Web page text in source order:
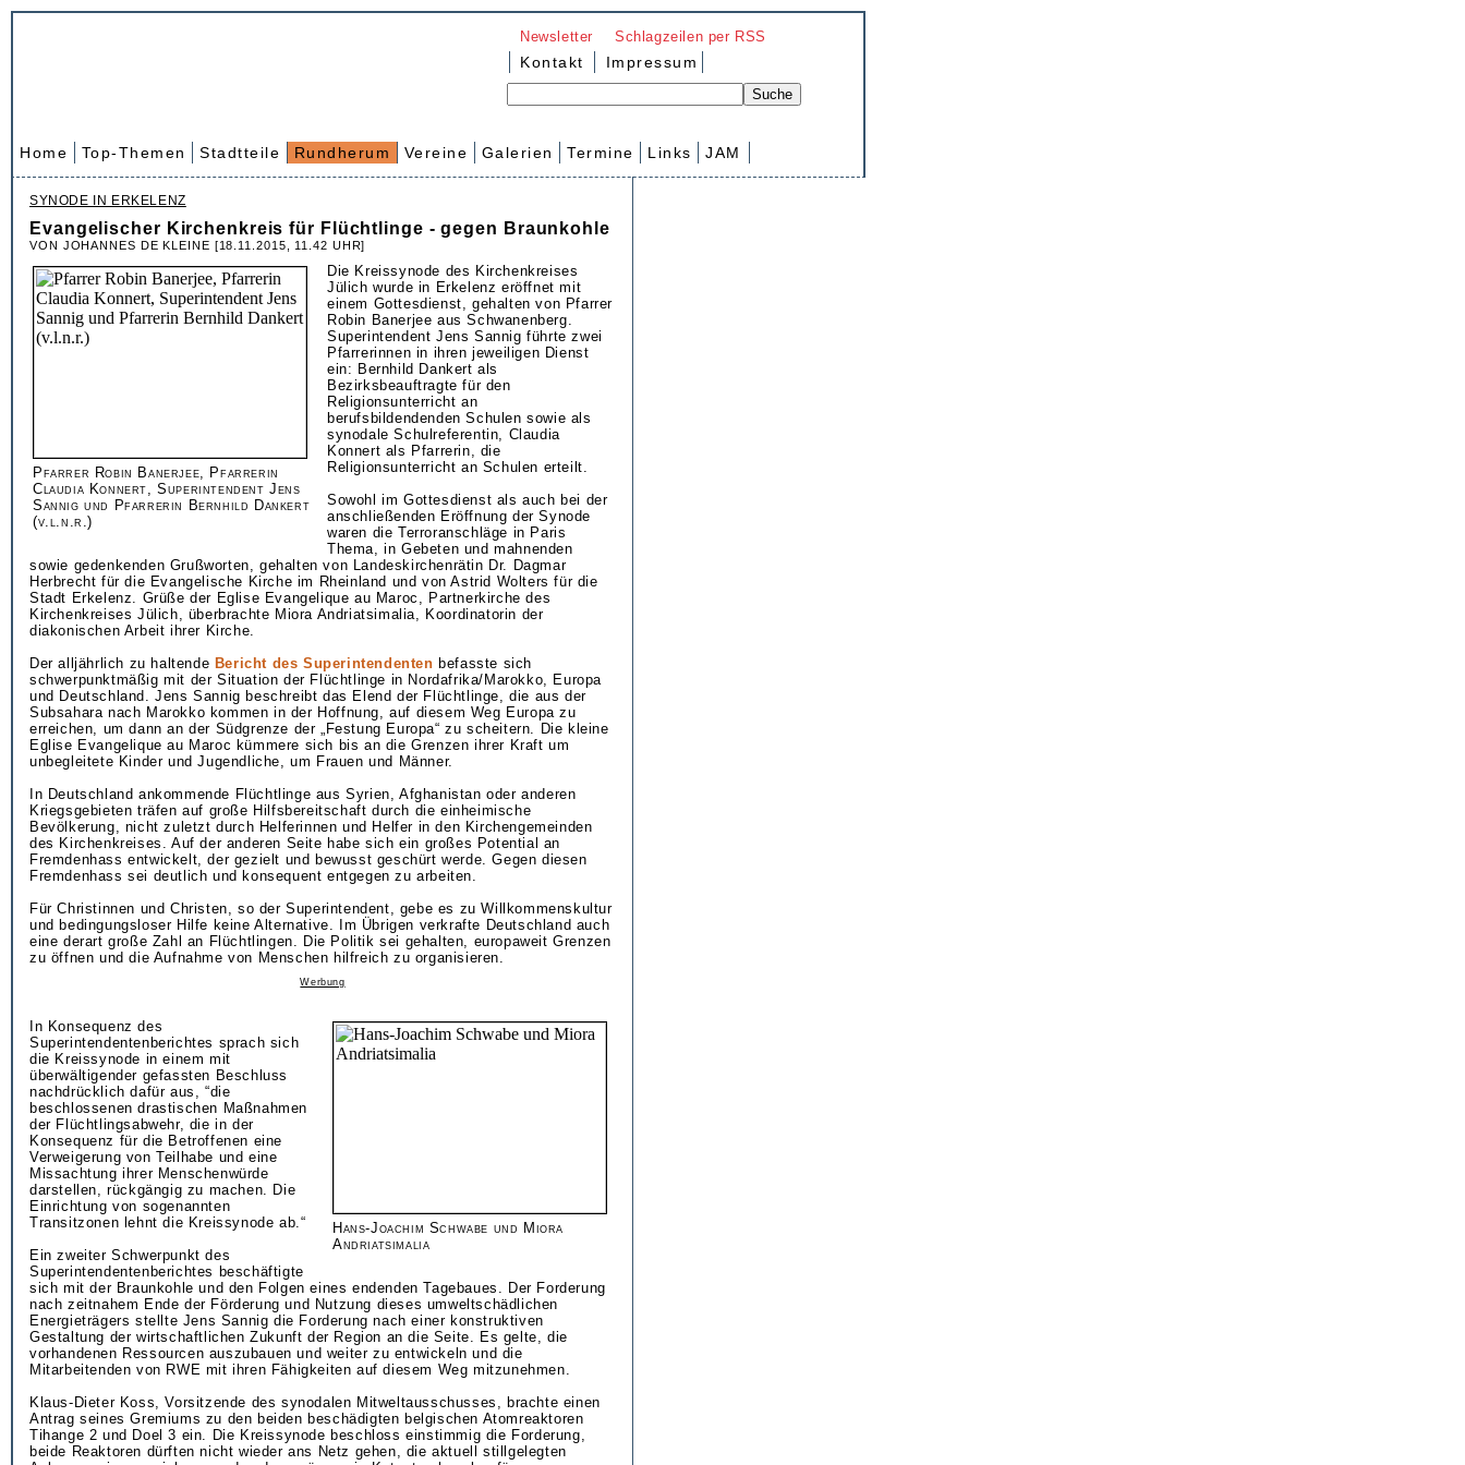
Newsletter Schlagzeilen per RSS
Kontakt Impressum
Home Top-Themen Stadtteile Rundherum Vereine Galerien Termine Links JAM
SYNODE IN ERKELENZ
Evangelischer Kirchenkreis für Flüchtlinge - gegen Braunkohle
VON JOHANNES DE KLEINE [18.11.2015, 11.42 UHR]
Pfarrer Robin Banerjee, Pfarrerin
Claudia Konnert, Superintendent Jens
Sannig und Pfarrerin Bernhild Dankert
(v.l.n.r.)
Die Kreissynode des Kirchenkreises
Jülich wurde in Erkelenz eröffnet mit
einem Gottesdienst, gehalten von Pfarrer
Robin Banerjee aus Schwanenberg.
Superintendent Jens Sannig führte zwei
Pfarrerinnen in ihren jeweiligen Dienst
ein: Bernhild Dankert als
Bezirksbeauftragte für den
Religionsunterricht an
berufsbildendenden Schulen sowie als
synodale Schulreferentin, Claudia
Konnert als Pfarrerin, die
Religionsunterricht an Schulen erteilt.
Sowohl im Gottesdienst als auch bei der
anschließenden Eröffnung der Synode
waren die Terroranschläge in Paris
Thema, in Gebeten und mahnenden
sowie gedenkenden Grußworten, gehalten von Landeskirchenrätin Dr. Dagmar
Herbrecht für die Evangelische Kirche im Rheinland und von Astrid Wolters für die
Stadt Erkelenz. Grüße der Eglise Evangelique au Maroc, Partnerkirche des
Kirchenkreises Jülich, überbrachte Miora Andriatsimalia, Koordinatorin der
diakonischen Arbeit ihrer Kirche.
Der alljährlich zu haltende Bericht des Superintendenten befasste sich
schwerpunktmäßig mit der Situation der Flüchtlinge in Nordafrika/Marokko, Europa
und Deutschland. Jens Sannig beschreibt das Elend der Flüchtlinge, die aus der
Subsahara nach Marokko kommen in der Hoffnung, auf diesem Weg Europa zu
erreichen, um dann an der Südgrenze der „Festung Europa“ zu scheitern. Die kleine
Eglise Evangelique au Maroc kümmere sich bis an die Grenzen ihrer Kraft um
unbegleitete Kinder und Jugendliche, um Frauen und Männer.
In Deutschland ankommende Flüchtlinge aus Syrien, Afghanistan oder anderen
Kriegsgebieten träfen auf große Hilfsbereitschaft durch die einheimische
Bevölkerung, nicht zuletzt durch Helferinnen und Helfer in den Kirchengemeinden
des Kirchenkreises. Auf der anderen Seite habe sich ein großes Potential an
Fremdenhass entwickelt, der gezielt und bewusst geschürt werde. Gegen diesen
Fremdenhass sei deutlich und konsequent entgegen zu arbeiten.
Für Christinnen und Christen, so der Superintendent, gebe es zu Willkommenskultur
und bedingungsloser Hilfe keine Alternative. Im Übrigen verkrafte Deutschland auch
eine derart große Zahl an Flüchtlingen. Die Politik sei gehalten, europaweit Grenzen
zu öffnen und die Aufnahme von Menschen hilfreich zu organisieren.
Werbung
Hans-Joachim Schwabe und Miora
Andriatsimalia
In Konsequenz des
Superintendentenberichtes sprach sich
die Kreissynode in einem mit
überwältigender gefassten Beschluss
nachdrücklich dafür aus, “die
beschlossenen drastischen Maßnahmen
der Flüchtlingsabwehr, die in der
Konsequenz für die Betroffenen eine
Verweigerung von Teilhabe und eine
Missachtung ihrer Menschenwürde
darstellen, rückgängig zu machen. Die
Einrichtung von sogenannten
Transitzonen lehnt die Kreissynode ab.“
Ein zweiter Schwerpunkt des
Superintendentenberichtes beschäftigte
sich mit der Braunkohle und den Folgen eines endenden Tagebaues. Der Forderung
nach zeitnahem Ende der Förderung und Nutzung dieses umweltschädlichen
Energieträgers stellte Jens Sannig die Forderung nach einer konstruktiven
Gestaltung der wirtschaftlichen Zukunft der Region an die Seite. Es gelte, die
vorhandenen Ressourcen auszubauen und weiter zu entwickeln und die
Mitarbeitenden von RWE mit ihren Fähigkeiten auf diesem Weg mitzunehmen.
Klaus-Dieter Koss, Vorsitzende des synodalen Mitweltausschusses, brachte einen
Antrag seines Gremiums zu den beiden beschädigten belgischen Atomreaktoren
Tihange 2 und Doel 3 ein. Die Kreissynode beschloss einstimmig die Forderung,
beide Reaktoren dürften nicht wieder ans Netz gehen, die aktuell stillgelegten